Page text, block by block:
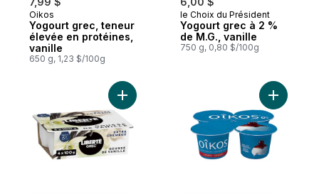
Préparé au Canada
Oikos
Yogourt grec, teneur
élevée en protéines,
vanille
650 g, 1,23 $/100g
Préparé au Canada
le Choix du Président
Yogourt grec à 2 %
de M.G., vanille
750 g, 0,80 $/100g
Ajouter Grec Yogourt Extra crémeux 5
Ajouter